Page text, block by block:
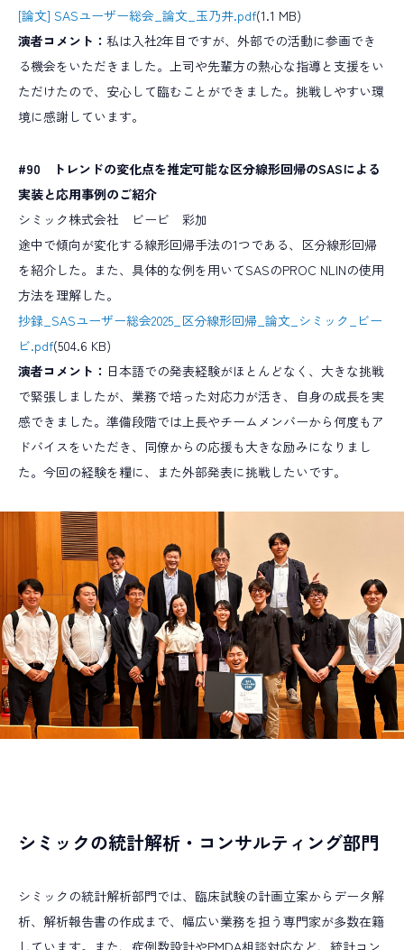
[論文] SASユーザー総会_論文_玉乃井.pdf(1.1 MB)
演者コメント： 私は入社2年目ですが、外部での活動に参画でき
る機会をいただきました。上司や先輩方の熱心な指導と支援をい
ただけたので、安心して臨むことができました。挑戦しやすい環
境に感謝しています。
#90 トレンドの変化点を推定可能な区分線形回帰のSASによる
実装と応用事例のご紹介
シミック株式会社 ビービ 彩加
途中で傾向が変化する線形回帰手法の1つである、区分線形回帰
を紹介した。また、具体的な例を用いてSASのPROC NLINの使用
方法を理解した。
抄録_SASユーザー総会2025_区分線形回帰_論文_シミック_ビー
ビ.pdf(504.6 KB)
演者コメント： 日本語での発表経験がほとんどなく、大きな挑戦
で緊張しましたが、業務で培った対応力が活き、自身の成長を実
感できました。準備段階では上長やチームメンバーから何度もア
ドバイスをいただき、同僚からの応援も大きな励みになりまし
た。今回の経験を糧に、また外部発表に挑戦したいです。
シミックの統計解析・コンサルティング部門
シミックの統計解析部門では、臨床試験の計画立案からデータ解
析、解析報告書の作成まで、幅広い業務を担う専門家が多数在籍
しています。また、症例数設計やPMDA相談対応など、統計コン